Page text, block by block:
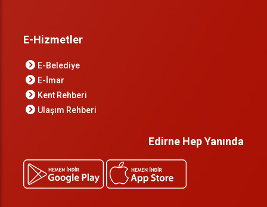
E-Hizmetler
E-Belediye
E-İmar
Kent Rehberi
Ulaşım Rehberi
Edirne Hep Yanında